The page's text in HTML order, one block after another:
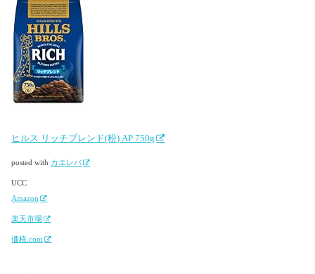
ヒルス リッチブレンド(粉) AP 750g
posted with カエレバ
UCC
Amazon
楽天市場
価格.com